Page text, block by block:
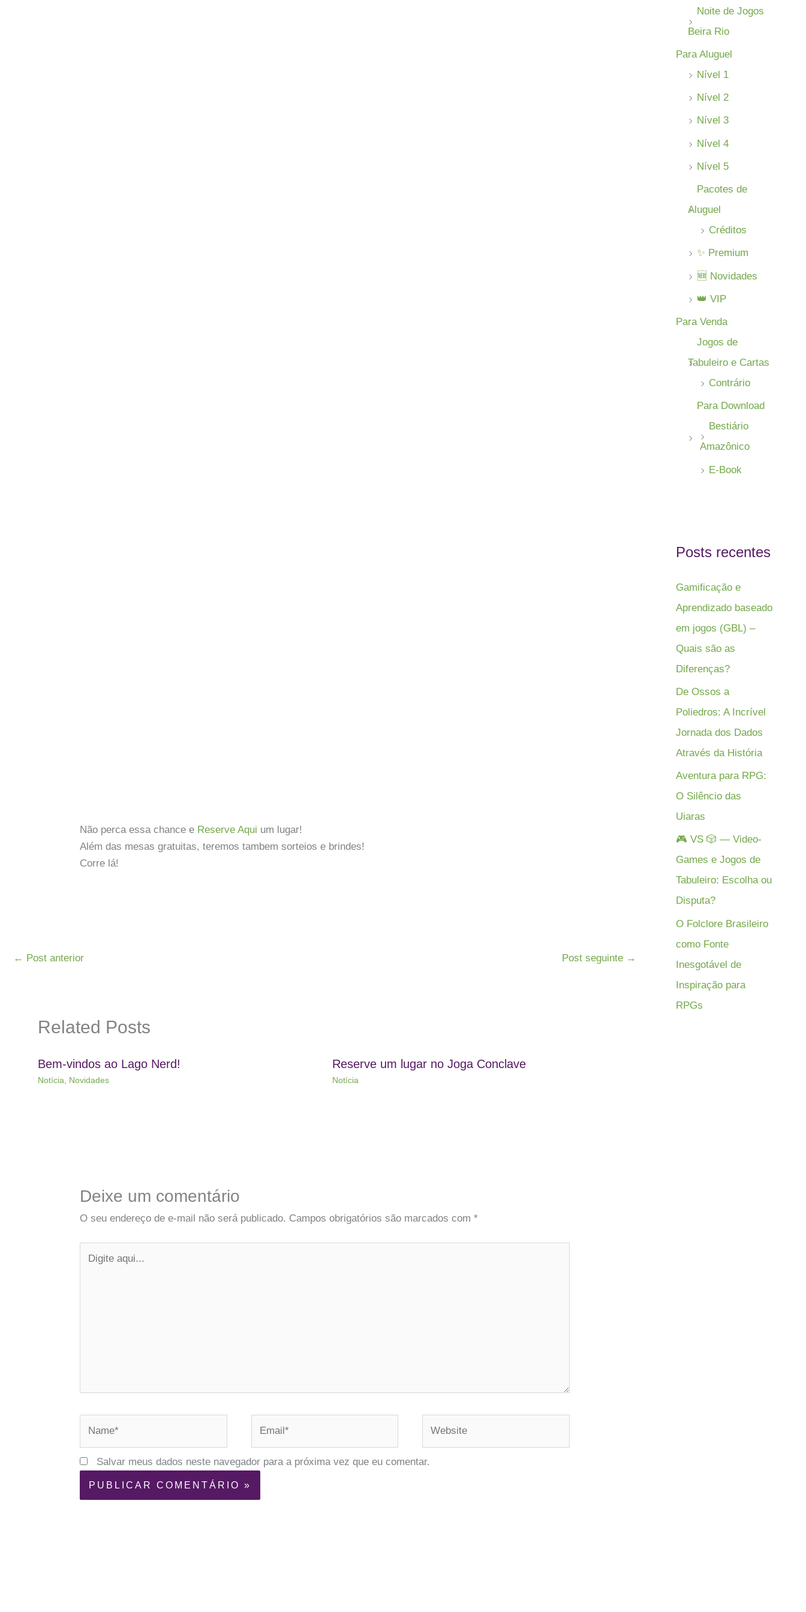
Não perca essa chance e Reserve Aqui um lugar!
Além das mesas gratuitas, teremos tambem sorteios e brindes!
Corre lá!
← Post anterior Post seguinte →
Related Posts
Bem-vindos ao Lago Nerd!
Notícia Novidades
Reserve um lugar no Joga Conclave
Notícia
Deixe um comentário
O seu endereço de e-mail não será publicado. Campos obrigatórios são marcados com*
aqui...
Salvar meus dados neste navegador para a próxima vez que eu comentar.
Noite de Jogos
Beira Rio
Para Aluguel
Nível 1
Nível 2
Nível 3
Nível 4
Nível 5
Pacotes de
Aluguel
Créditos
✨ Premium
🆕 Novidades
👑 VIP
Para Venda
Jogos de
Tabuleiro e Cartas
Contrário
Para Download
Bestiário
Amazônico
E-Book
Posts recentes
Gamificação e
Aprendizado baseado
em jogos (GBL) –
Quais são as
Diferenças?
De Ossos a
Poliedros: A Incrível
Jornada dos Dados
Através da História
Aventura para RPG:
O Silêncio das
Uiaras
🎮 VS 🎲 — Video-
Games e Jogos de
Tabuleiro: Escolha ou
Disputa?
O Folclore Brasileiro
como Fonte
Inesgotável de
Inspiração para
RPGs